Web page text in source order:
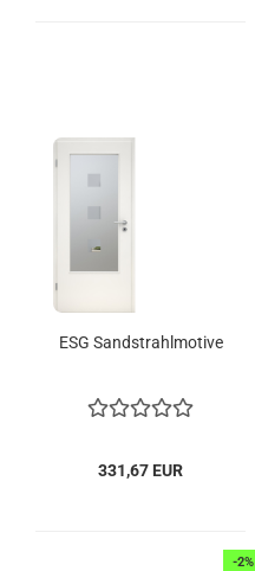
ESG Sand­strahl­mo­ti­ve
331,67 EUR
-2%